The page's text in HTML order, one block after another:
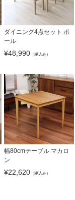
ダイニング4点セット ポ
ール
¥48,990（税込み）
幅80cmテーブル マカロ
ン
¥22,620（税込み）